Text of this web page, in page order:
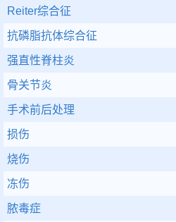
Reiter综合征
抗磷脂抗体综合征
强直性脊柱炎
骨关节炎
手术前后处理
损伤
烧伤
冻伤
脓毒症